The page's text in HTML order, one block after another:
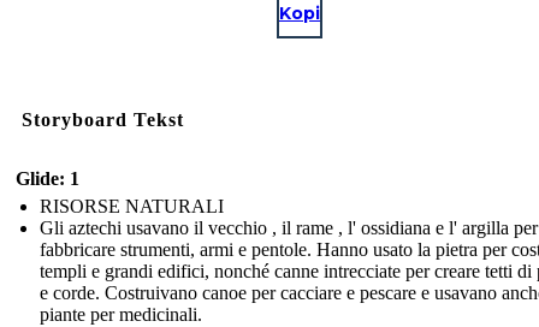
Kopi
Storyboard Tekst
Glide: 1
RISORSE NATURALI
Gli aztechi usavano il vecchio , il rame , l' ossidiana e l' argilla per
fabbricare strumenti, armi e pentole. Hanno usato la pietra per
templi e grandi edifici, nonché canne intrecciate per creare tetti di
e corde. Costruivano canoe per cacciare e pescare e usavano
piante per medicinali.